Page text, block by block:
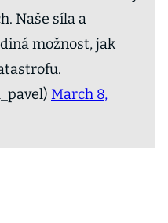
Naše síla a
možnost, jak
March 8,